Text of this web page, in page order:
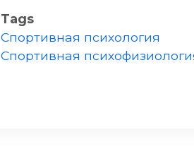
Tags
Спортивная психология
Спортивная